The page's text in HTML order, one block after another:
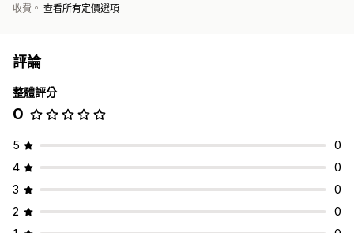
收費。 查看所有定價選項
評論
整體評分
0
5
0
4
0
3
0
2
0